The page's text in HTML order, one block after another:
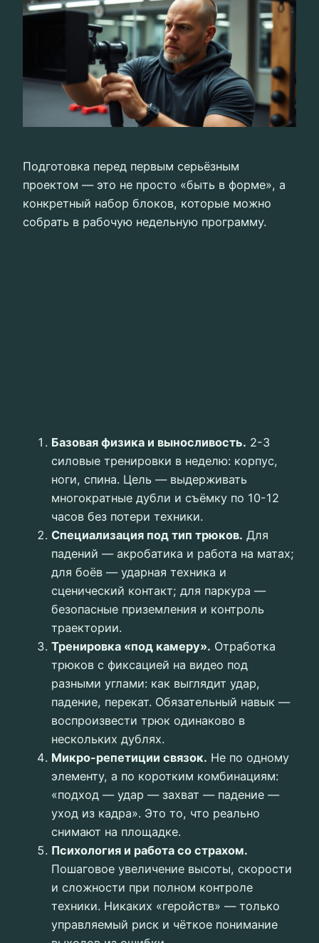
Подготовка перед первым серьёзным
проектом — это не просто «быть в форме», а
конкретный набор блоков, которые можно
собрать в рабочую недельную программу.
Базовая физика и выносливость. 2-3
силовые тренировки в неделю: корпус,
ноги, спина. Цель — выдерживать
многократные дубли и съёмку по 10-12
часов без потери техники.
Специализация под тип трюков. Для
падений — акробатика и работа на матах;
для боёв — ударная техника и
сценический контакт; для паркура —
безопасные приземления и контроль
траектории.
Тренировка «под камеру». Отработка
трюков с фиксацией на видео под
разными углами: как выглядит удар,
падение, перекат. Обязательный навык —
воспроизвести трюк одинаково в
нескольких дублях.
Микро-репетиции связок. Не по одному
элементу, а по коротким комбинациям:
«подход — удар — захват — падение —
уход из кадра». Это то, что реально
снимают на площадке.
Психология и работа со страхом.
Пошаговое увеличение высоты, скорости
и сложности при полном контроле
техники. Никаких «геройств» — только
управляемый риск и чёткое понимание